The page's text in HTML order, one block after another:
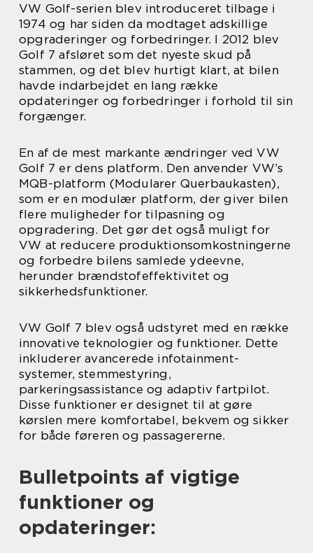
VW Golf-serien blev introduceret tilbage i
1974 og har siden da modtaget adskillige
opgraderinger og forbedringer. I 2012 blev
Golf 7 afsløret som det nyeste skud på
stammen, og det blev hurtigt klart, at bilen
havde indarbejdet en lang række
opdateringer og forbedringer i forhold til sin
forgænger.
En af de mest markante ændringer ved VW
Golf 7 er dens platform. Den anvender VW’s
MQB-platform (Modularer Querbaukasten),
som er en modulær platform, der giver bilen
flere muligheder for tilpasning og
opgradering. Det gør det også muligt for
VW at reducere produktionsomkostningerne
og forbedre bilens samlede ydeevne,
herunder brændstofeffektivitet og
sikkerhedsfunktioner.
VW Golf 7 blev også udstyret med en række
innovative teknologier og funktioner. Dette
inkluderer avancerede infotainment-
systemer, stemmestyring,
parkeringsassistance og adaptiv fartpilot.
Disse funktioner er designet til at gøre
kørslen mere komfortabel, bekvem og sikker
for både føreren og passagererne.
Bulletpoints af vigtige
funktioner og
opdateringer: